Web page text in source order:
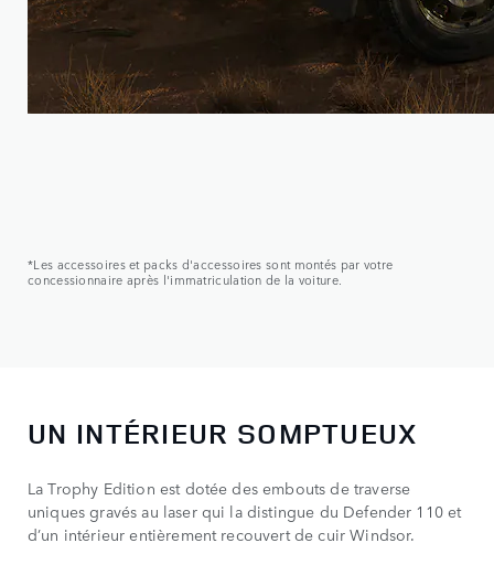
*Les accessoires et packs d'accessoires sont montés par votre
concessionnaire après l'immatriculation de la voiture.
UN INTÉRIEUR SOMPTUEUX
La Trophy Edition est dotée des embouts de traverse
uniques gravés au laser qui la distingue du Defender 110 et
d’un intérieur entièrement recouvert de cuir Windsor.